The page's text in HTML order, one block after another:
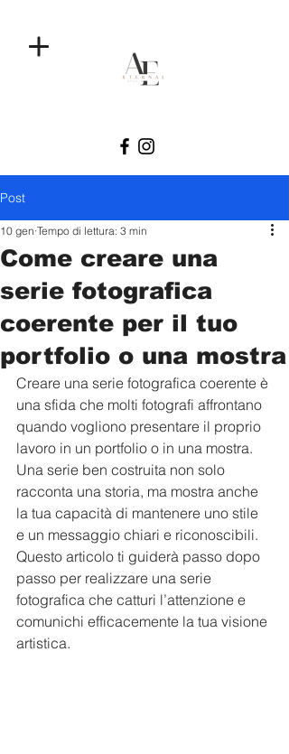
Post
Come creare una
serie fotografica
coerente per il tuo
portfolio o una mostra
10 gen Tempo di lettura: 3 min
Creare una serie fotografica coerente è
una sfida che molti fotografi affrontano
quando vogliono presentare il proprio
lavoro in un portfolio o in una mostra.
Una serie ben costruita non solo
racconta una storia, ma mostra anche
la tua capacità di mantenere uno stile
e un messaggio chiari e riconoscibili.
Questo articolo ti guiderà passo dopo
passo per realizzare una serie
fotografica che catturi l’attenzione e
comunichi efficacemente la tua visione
artistica.